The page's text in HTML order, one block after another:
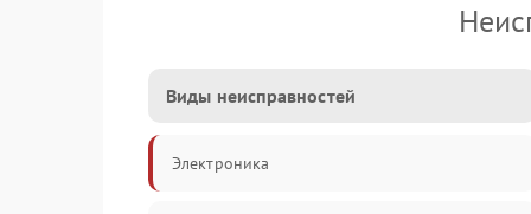
Виды неисправностей
Электроника